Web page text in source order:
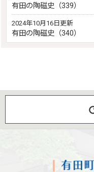
有田の陶磁史（339）
2024年10月16日更新
有田の陶磁史（340）